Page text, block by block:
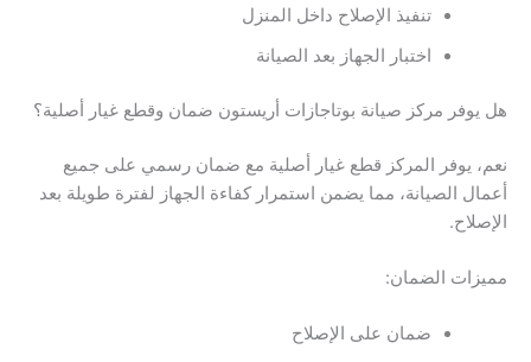
تنفيذ الإصلاح داخل المنزل
اختبار الجهاز بعد الصيانة
هل يوفر مركز صيانة بوتاجازات أريستون ضمان وقطع غيار أصلية؟
نعم، يوفر المركز قطع غيار أصلية مع ضمان رسمي على جميع
أعمال الصيانة، مما يضمن استمرار كفاءة الجهاز لفترة طويلة بعد
الإصلاح.
مميزات الضمان:
ضمان على الإصلاح